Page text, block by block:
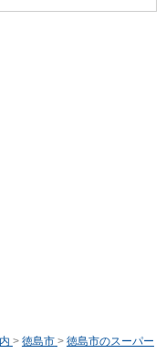
> 徳島市 > 徳島市のスーパー